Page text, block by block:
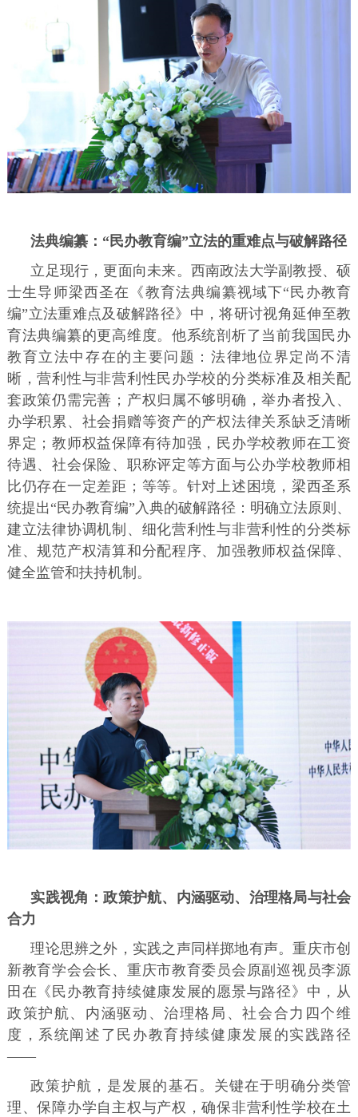
法典编纂：“民办教育编”立法的重难点与破解路径
立足现行，更面向未来。西南政法大学副教授、硕
士生导师梁西圣在《教育法典编纂视域下“民办教育
编”立法重难点及破解路径》中，将研讨视角延伸至教
育法典编纂的更高维度。他系统剖析了当前我国民办
教育立法中存在的主要问题：法律地位界定尚不清
晰，营利性与非营利性民办学校的分类标准及相关配
套政策仍需完善；产权归属不够明确，举办者投入、
办学积累、社会捐赠等资产的产权法律关系缺乏清晰
界定；教师权益保障有待加强，民办学校教师在工资
待遇、社会保险、职称评定等方面与公办学校教师相
比仍存在一定差距；等等。针对上述困境，梁西圣系
统提出“民办教育编”入典的破解路径：明确立法原则、
建立法律协调机制、细化营利性与非营利性的分类标
准、规范产权清算和分配程序、加强教师权益保障、
健全监管和扶持机制。
实践视角：政策护航、内涵驱动、治理格局与社会
合力
理论思辨之外，实践之声同样掷地有声。重庆市创
新教育学会会长、重庆市教育委员会原副巡视员李源
田在《民办教育持续健康发展的愿景与路径》中，从
政策护航、内涵驱动、治理格局、社会合力四个维
度，系统阐述了民办教育持续健康发展的实践路径
——
政策护航，是发展的基石。关键在于明确分类管
理、保障办学自主权与产权，确保非营利性学校在土